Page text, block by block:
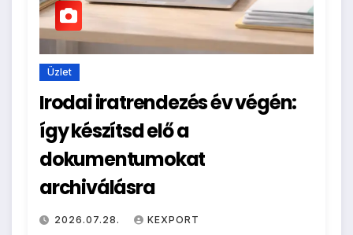
Üzlet
Irodai iratrendezés év végén:
így készítsd elő a
dokumentumokat
archiválásra
2026.07.28. KEXPORT